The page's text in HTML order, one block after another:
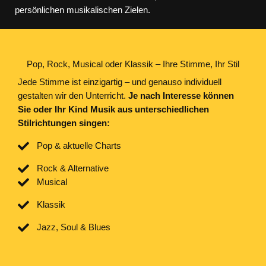
persönlichen musikalischen Zielen.
Pop, Rock, Musical oder Klassik – Ihre Stimme, Ihr Stil
Jede Stimme ist einzigartig – und genauso individuell
gestalten wir den Unterricht. Je nach Interesse können
Sie oder Ihr Kind Musik aus unterschiedlichen
Stilrichtungen singen:
Pop & aktuelle Charts
Rock & Alternative
Musical
Klassik
Jazz, Soul & Blues